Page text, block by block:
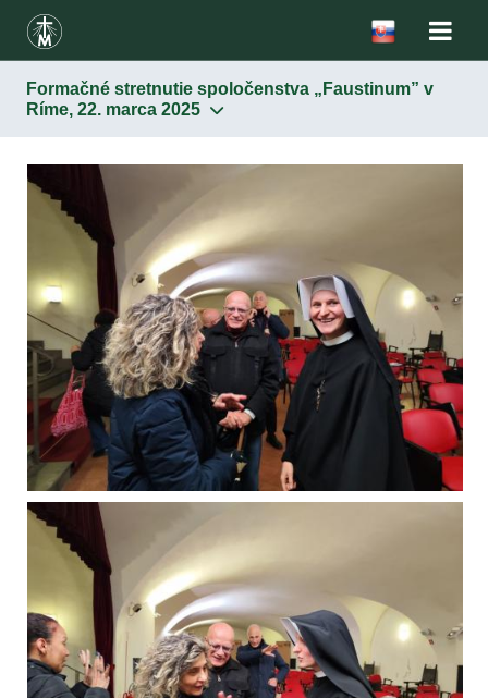
Formačné stretnutie spoločenstva „Faustinum” v
Ríme, 22. marca 2025